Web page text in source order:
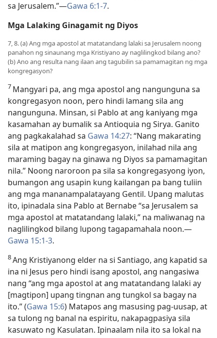
sa Jerusalem.”​—Gawa 6:1-7.
Mga Lalaking Ginagamit ng Diyos
7, 8. (a) Ang mga apostol at matatandang lalaki sa Jerusalem noong
panahon ng sinaunang mga Kristiyano ay naglilingkod bilang ano?
(b) Ano ang resulta nang ilaan ang tagubilin sa pamamagitan ng mga
kongregasyon?
7 Mangyari pa, ang mga apostol ang nangunguna sa
kongregasyon noon, pero hindi lamang sila ang
nangunguna. Minsan, si Pablo at ang kaniyang mga
kasamahan ay bumalik sa Antioquia ng Sirya. Ganito
ang pagkakalahad sa Gawa 14:27: “Nang makarating
sila at matipon ang kongregasyon, inilahad nila ang
maraming bagay na ginawa ng Diyos sa pamamagitan
nila.” Noong naroroon pa sila sa kongregasyong iyon,
bumangon ang usapin kung kailangan pa bang tuliin
ang mga mananampalatayang Gentil. Upang malutas
ito, ipinadala sina Pablo at Bernabe “sa Jerusalem sa
mga apostol at matatandang lalaki,” na maliwanag na
naglilingkod bilang lupong tagapamahala noon.​—
Gawa 15:1-3.
8Ang Kristiyanong elder na si Santiago, ang kapatid sa
ina ni Jesus pero hindi isang apostol, ang nangasiwa
nang “ang mga apostol at ang matatandang lalaki ay
[magtipon] upang tingnan ang tungkol sa bagay na
ito.” (Gawa 15:6) Matapos ang masusing pag-uusap, at
sa tulong ng banal na espiritu, nakapagpasiya sila
kasuwato ng Kasulatan. Ipinaalam nila ito sa lokal na